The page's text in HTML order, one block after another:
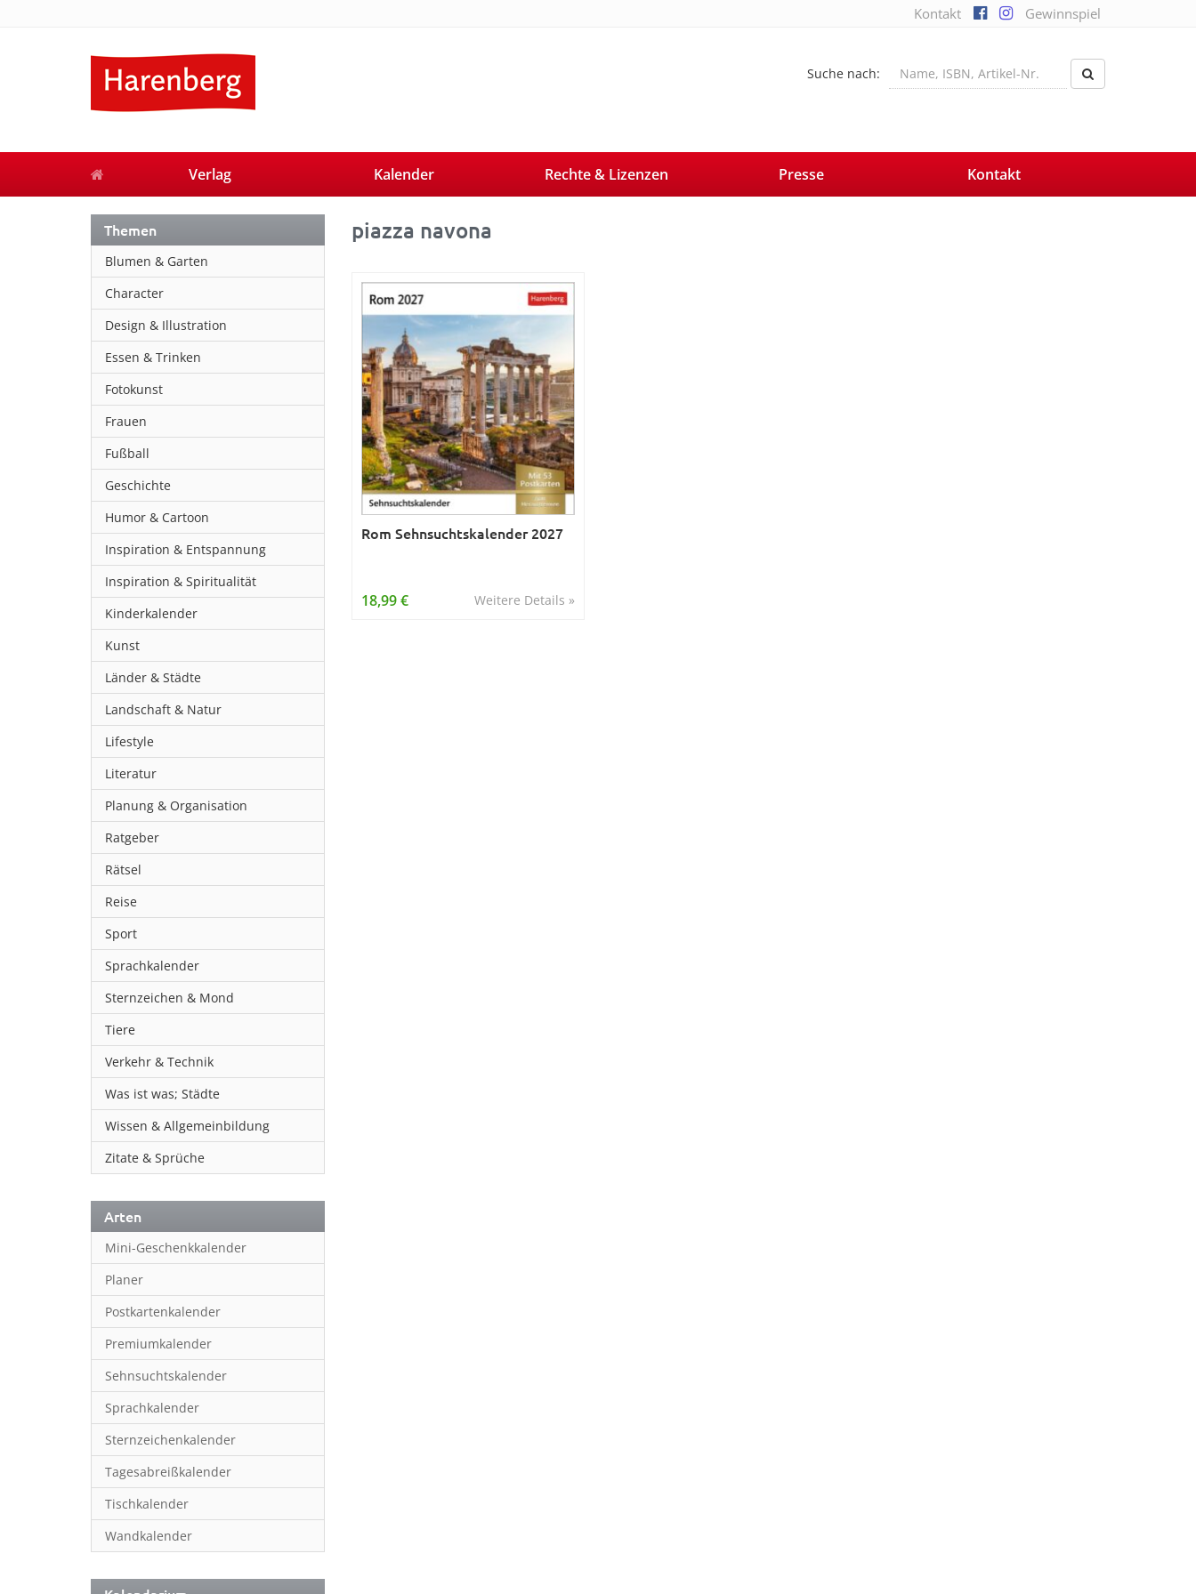
Kontakt Gewinnspiel
Suche nach:
Verlag Kalender Rechte & Lizenzen Presse Kontakt
Themen
Blumen & Garten
Character
Design & Illustration
Essen & Trinken
Fotokunst
Frauen
Fußball
Geschichte
Humor & Cartoon
Inspiration & Entspannung
Inspiration & Spiritualität
Kinderkalender
Kunst
Länder & Städte
Landschaft & Natur
Lifestyle
Literatur
Planung & Organisation
Ratgeber
Rätsel
Reise
Sport
Sprachkalender
Sternzeichen & Mond
Tiere
Verkehr & Technik
Was ist was; Städte
Wissen & Allgemeinbildung
Zitate & Sprüche
Arten
Mini-Geschenkkalender
Planer
Postkartenkalender
Premiumkalender
Sehnsuchtskalender
Sprachkalender
Sternzeichenkalender
Tagesabreißkalender
Tischkalender
Wandkalender
piazza navona
Rom Sehnsuchtskalender 2027
Weitere Details »
18,99 €